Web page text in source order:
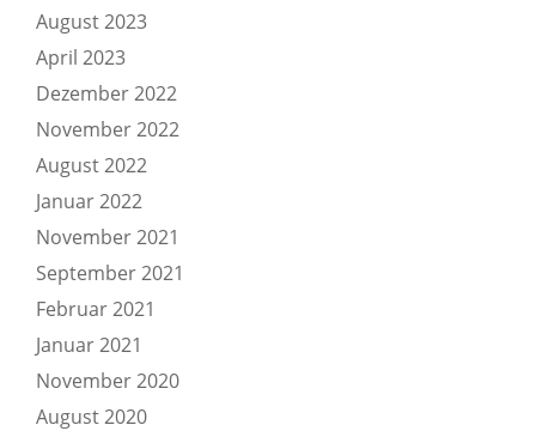
August 2023
April 2023
Dezember 2022
November 2022
August 2022
Januar 2022
November 2021
September 2021
Februar 2021
Januar 2021
November 2020
August 2020